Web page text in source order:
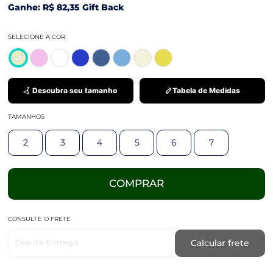
Ganhe: R$ 82,35 Gift Back
SELECIONE A COR
Descubra seu tamanho Tabela de Medidas
TAMANHOS
2 3 4 5 6 7
COMPRAR
CONSULTE O FRETE
Cep de Entrega Calcular frete